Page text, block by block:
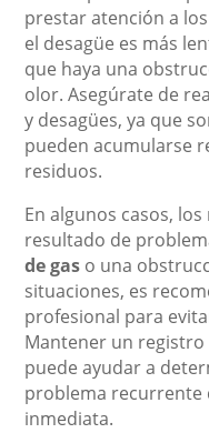
prestar atención a
el desagüe es más
que haya una
olor. Asegúrate de
y desagües, ya que
pueden acumularse
residuos.
En algunos casos,
resultado de
de gas o una
situaciones, es
profesional para
Mantener un registro
puede ayudar a
problema recurrente
inmediata.